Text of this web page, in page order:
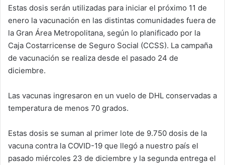
Estas dosis serán utilizadas para iniciar el próximo 11 de
enero la vacunación en las distintas comunidades fuera de
la Gran Área Metropolitana, según lo planificado por la
Caja Costarricense de Seguro Social (CCSS). La campaña
de vacunación se realiza desde el pasado 24 de
diciembre.
Las vacunas ingresaron en un vuelo de DHL conservadas a
temperatura de menos 70 grados.
Estas dosis se suman al primer lote de 9.750 dosis de la
vacuna contra la COVID-19 que llegó a nuestro país el
pasado miércoles 23 de diciembre y la segunda entrega el